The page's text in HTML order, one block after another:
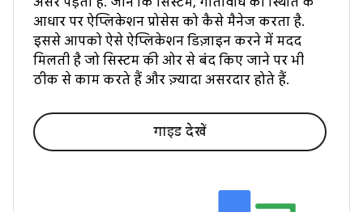
आधार पर ऐप्लिकेशन प्रोसेस को कैसे मैनेज करता है.
इससे आपको ऐसे ऐप्लिकेशन डिज़ाइन करने में मदद
मिलती है जो सिस्टम की ओर से बंद किए जाने पर भी
ठीक से काम करते हैं और ज़्यादा असरदार होते हैं.
गाइड देखें